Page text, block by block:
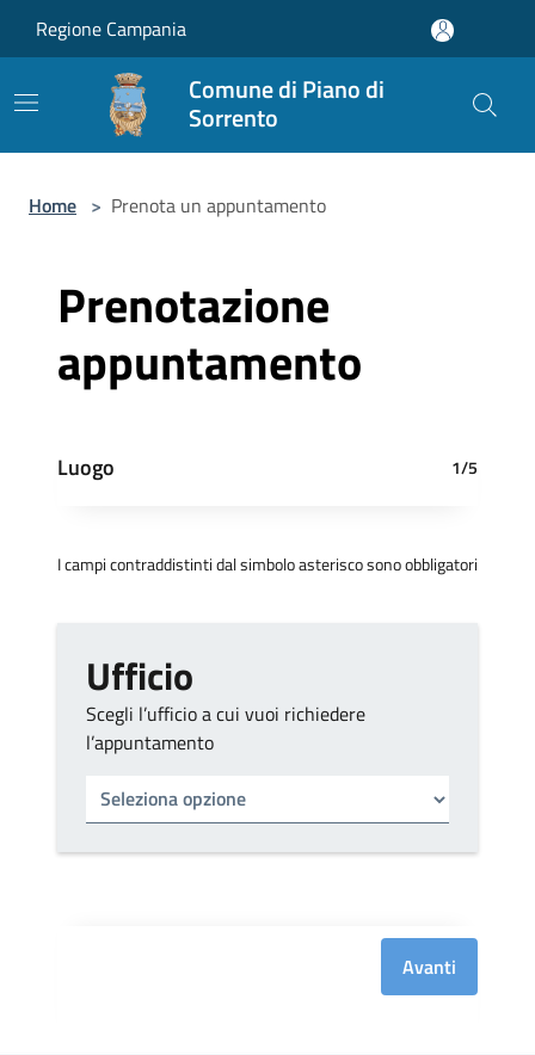
Regione Campania
Comune di Piano di
Sorrento
Home > Prenota un appuntamento
Prenotazione
appuntamento
Luogo 1/5
I campi contraddistinti dal simbolo asterisco sono obbligatori
Ufficio
Scegli l’ufficio a cui vuoi richiedere
l’appuntamento
Tipo di ufficio
Avanti